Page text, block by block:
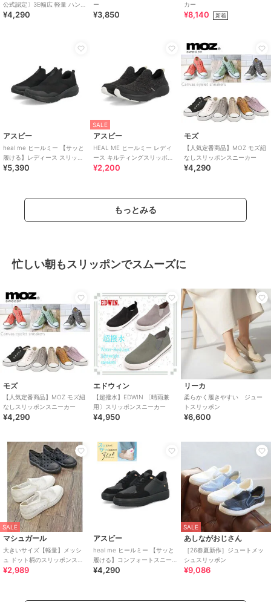
公式認定〕3E幅広 軽量 ハンズ
フリー スリッポン スニーカー
¥4,290
ー
¥3,850
カー
¥8,140 新着
アスビー
heal me ヒールミー 【サッと
履ける】レディース スリッポ
ンスニーカー 幅広3E 軽量
¥5,390
SALE
アスビー
HEAL ME ヒールミー レディ
ース キルティングスリッポン
【幅広3E】 スニーカー
¥2,200
モズ
【人気定番商品】MOZ モズ紐
なしスリッポンスニーカー
¥4,290
もっとみる
忙しい朝もスリッポンでスムーズに
モズ
【人気定番商品】MOZ モズ紐
なしスリッポンスニーカー
¥4,290
エドウィン
【超撥水】EDWIN 〔晴雨兼
用〕スリッポンスニーカー
¥4,950
リーカ
柔らかく履きやすい ジュー
トスリッポン
¥6,600
SALE
マシュガール
大きいサイズ【軽量】メッシ
ュ ドット柄のスリッポンスニ
ーカー
¥2,989
アスビー
heal me ヒールミー 【サッと
履ける】コンフォートスニー
カー【幅広3E/軽量/滑りにく
¥4,290
SALE
あしながおじさん
［26春夏新作］ジュートメッ
シュスリッポン
¥9,086